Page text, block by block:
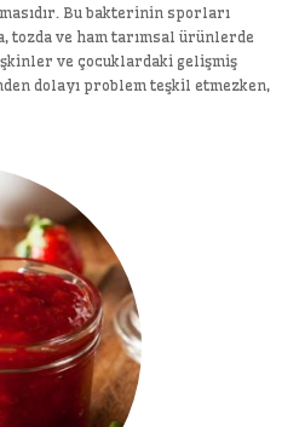
Bu bakterinin sporları
tozda ve ham tarımsal ürünlerde
ve çocuklardaki gelişmiş
dolayı problem teşkil etmezken,